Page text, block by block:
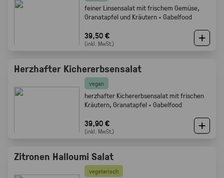
feiner Linsensalat mit frischem Gemüse,
Granatapfel und Kräutern · Gabelfood
39,50 €
(inkl. MwSt.)
Herzhafter Kichererbsensalat
vegan
herzhafter Kichererbsensalat mit frischen
Kräutern, Granatapfel · Gabelfood
39,90 €
(inkl. MwSt.)
Zitronen Halloumi Salat
vegetarisch